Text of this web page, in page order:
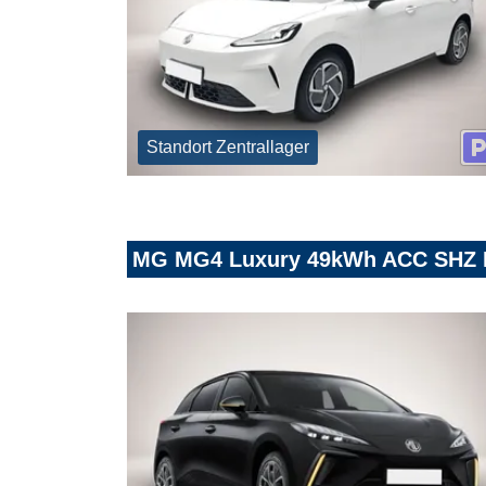
Standort Zentrallager
MG MG4 Luxury 49kWh ACC